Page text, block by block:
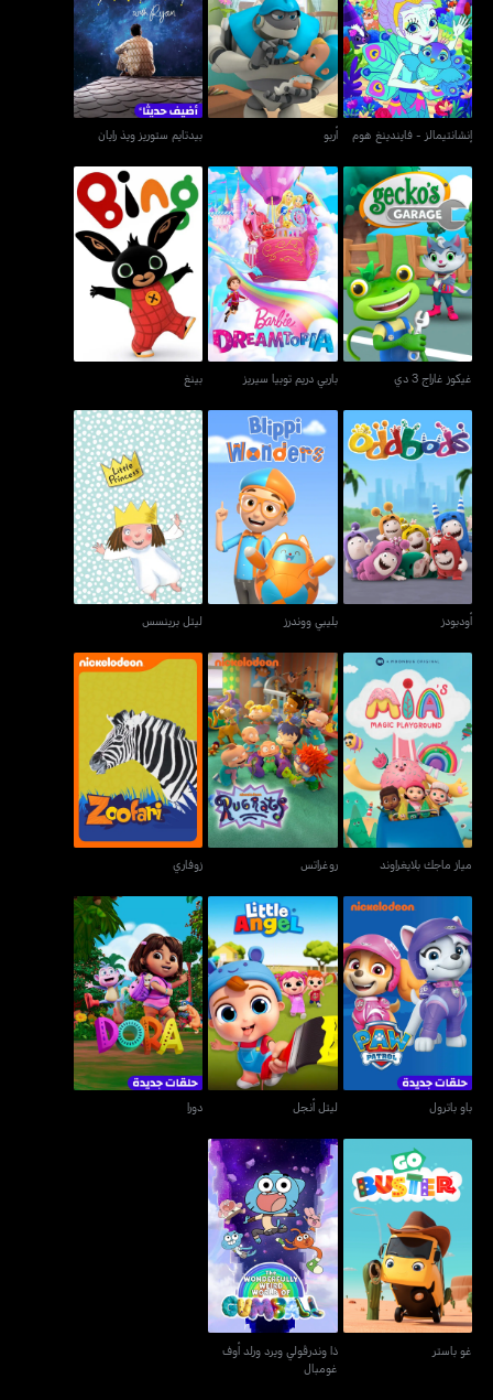
إنشانتيمالز - فايندينغ هوم
إنشانتيمالز - فايندينغ هوم
أربو
أربو
بيدتايم ستوريز ويذ رايان
بيدتايم ستوريز ويذ رايان
غيكوز غاراج 3 دي
غيكوز غاراج 3 دي
باربي دريم توبيا سيريز
باربي دريم توبيا سيريز
بينغ
بينغ
أودبودز
أودبودز
بليبي ووندرز
بليبي ووندرز
ليتل برينسس
ليتل برينسس
مياز ماجك بلايغراوند
مياز ماجك بلايغراوند
روغراتس
روغراتس
زوفاري
زوفاري
باو باترول
باو باترول
ليتل أنجل
ليتل أنجل
دورا
دورا
غو باستر
غو باستر
ذا وندرڤولي ويرد ورلد أوف
غومبال
ذا وندرڤولي ويرد ورلد أوف
غومبال